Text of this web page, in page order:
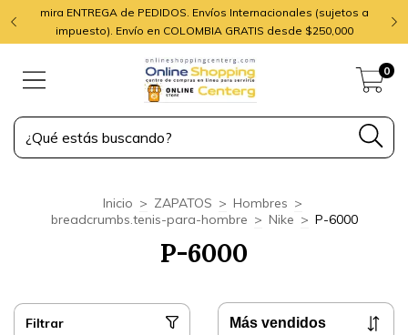
mira ENTREGA de PEDIDOS. Envíos Internacionales (sujetos a
impuesto). Envío en COLOMBIA GRATIS desde $250,000
0
Inicio > ZAPATOS > Hombres >
breadcrumbs.tenis-para-hombre > Nike > P-6000
P-6000
Filtrar